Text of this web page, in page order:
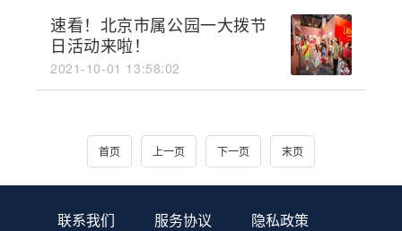
速看！北京市属公园一大拨节
日活动来啦！
2021-10-01 13:58:02
首页 上一页 下一页 末页
联系我们 服务协议
隐私政策